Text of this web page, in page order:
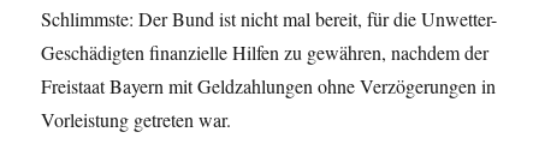
Schlimmste: Der Bund ist nicht mal bereit, für die Unwetter-
Geschädigten finanzielle Hilfen zu gewähren, nachdem der
Freistaat Bayern mit Geldzahlungen ohne Verzögerungen in
Vorleistung getreten war.